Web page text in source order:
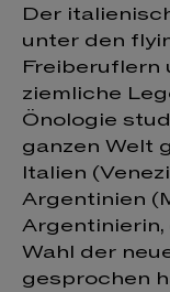
Der
unter den
Freiberuflern
ziemliche
Önologie
ganzen Welt
Italien
Argentinien
Argentinierin,
Wahl der
gesprochen